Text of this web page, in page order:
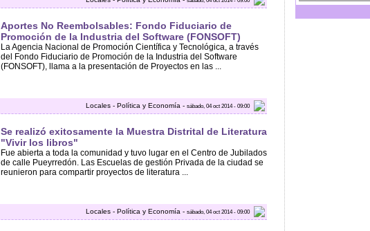
Aportes No Reembolsables: Fondo Fiduciario de
Promoción de la Industria del Software (FONSOFT)
La Agencia Nacional de Promoción Científica y Tecnológica, a través
del Fondo Fiduciario de Promoción de la Industria del Software
(FONSOFT), llama a la presentación de Proyectos en las ...
Locales - Política y Economía - sábado, 04 oct 2014 - 09:00
Se realizó exitosamente la Muestra Distrital de Literatura
"Vivir los libros"
Fue abierta a toda la comunidad y tuvo lugar en el Centro de Jubilados
de calle Pueyrredón. Las Escuelas de gestión Privada de la ciudad se
reunieron para compartir proyectos de literatura ...
Locales - Política y Economía - sábado, 04 oct 2014 - 09:00